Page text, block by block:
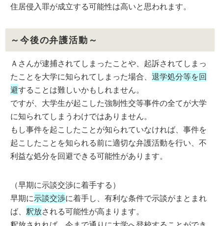
住居侵入罪が成立する可能性は高いと思われます。
～今後の弁護活動～
Ａさんが逮捕されてしまったことや、起訴されてしまっ
たことを大学に知られてしまった場合、退学処分等を回
避することは難しいかもしれません。
ですが、大学生が起こした強制性交等事件の全てが大学
に知られてしまうわけではありません。
もし事件を起こしたことが知られていなければ、事件を
起こしたことを知られる前に適切な弁護活動を行い、不
利益な処分を回避できる可能性があります。
（早期に示談交渉に着手する）
早期に示談交渉に着手し、有利な条件で示談がまとまれ
ば、釈放される可能性が高まります。